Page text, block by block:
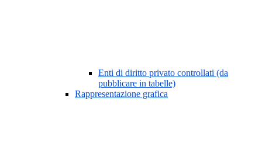
Enti di diritto privato controllati (da
pubblicare in tabelle)
Rappresentazione grafica